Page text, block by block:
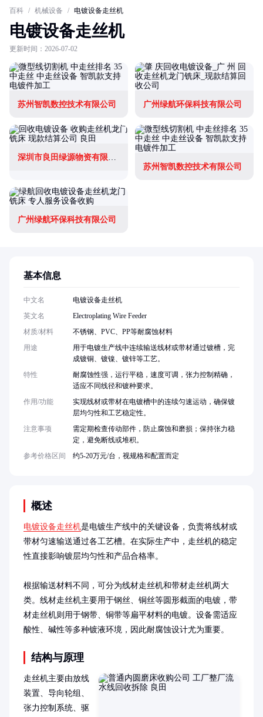
百科 / 机械设备 / 电镀设备走丝机
电镀设备走丝机
更新时间：2026-07-02
苏州智凯数控技术有限公司 广州绿航环保科技有限公司
深圳市良田绿源物资有限公司
苏州智凯数控技术有限公司
广州绿航环保科技有限公司
概述
电镀设备走丝机是电镀生产线中的关键设备，负责将线材或
带材匀速输送通过各工艺槽。在实际生产中，走丝机的稳定
性直接影响镀层均匀性和产品合格率。
根据输送材料不同，可分为线材走丝机和带材走丝机两大
类。线材走丝机主要用于钢丝、铜丝等圆形截面的电镀，带
材走丝机则用于钢带、铜带等扁平材料的电镀。设备需适应
酸性、碱性等多种镀液环境，因此耐腐蚀设计尤为重要。
结构与原理
走丝机主要由放线
装置、导向轮组、
张力控制系统、驱
基本信息
中文名
电镀设备走丝机
英文名
Electroplating Wire Feeder
材质/材料
不锈钢、PVC、PP等耐腐蚀材料
用途
用于电镀生产线中连续输送线材或带材通过镀槽，完
成镀铜、镀镍、镀锌等工艺。
特性
耐腐蚀性强，运行平稳，速度可调，张力控制精确，
适应不同线径和镀种要求。
作用/功能
实现线材或带材在电镀槽中的连续匀速运动，确保镀
层均匀性和工艺稳定性。
注意事项
需定期检查传动部件，防止腐蚀和磨损；保持张力稳
定，避免断线或堆积。
参考价格区间
约5-20万元/台，视规格和配置而定